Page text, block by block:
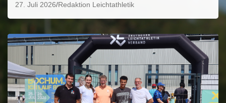
27. Juli 2026 Redaktion Leichtathletik